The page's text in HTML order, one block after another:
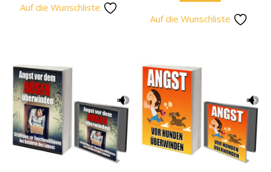
Auf die Wunschliste
Auf die Wunschliste